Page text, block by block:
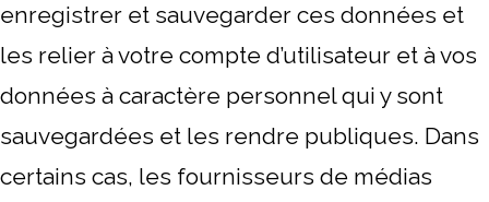
enregistrer et sauvegarder ces données et
les relier à votre compte d’utilisateur et à vos
données à caractère personnel qui y sont
sauvegardées et les rendre publiques. Dans
certains cas, les fournisseurs de médias